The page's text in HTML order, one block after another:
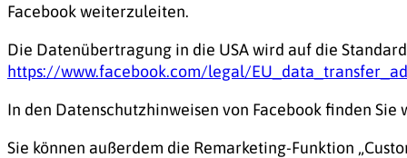
Facebook weiterzuleiten.
Die Datenübertragung in die USA wird auf die
https://www.facebook.com/legal/
In den Datenschutzhinweisen von Facebook finden
Sie können außerdem die Remarketing-Funktion